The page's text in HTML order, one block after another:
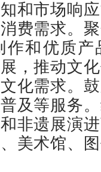
和市场响
费需求。
作和优质产
，推动文
化需求。
及等服务
非遗展演
美术馆、